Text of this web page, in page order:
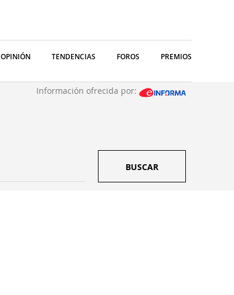
OPINIÓN TENDENCIAS FOROS PREMIOS
Información ofrecida por:
BUSCAR